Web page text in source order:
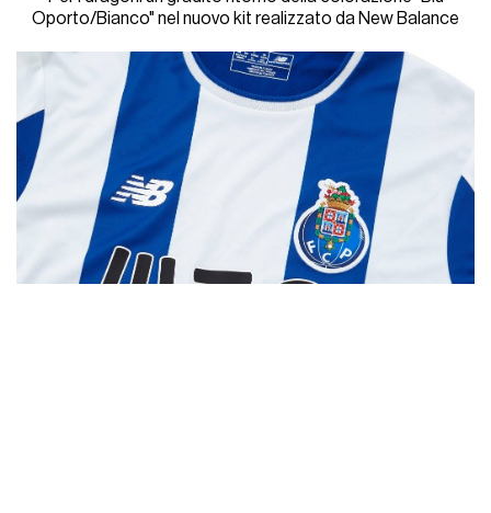
Oporto/Bianco" nel nuovo kit realizzato da New Balance